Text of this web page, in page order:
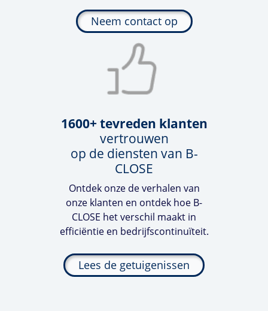
Neem contact op
1600+ tevreden klanten
vertrouwen
op de diensten van B-
CLOSE
Ontdek onze de verhalen van
onze klanten en ontdek hoe B-
CLOSE het verschil maakt in
efficiëntie en bedrijfscontinuïteit.
Lees de getuigenissen